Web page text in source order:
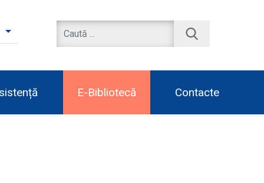
E-Bibliotecă Contacte